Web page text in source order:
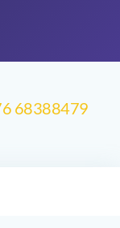
68388479